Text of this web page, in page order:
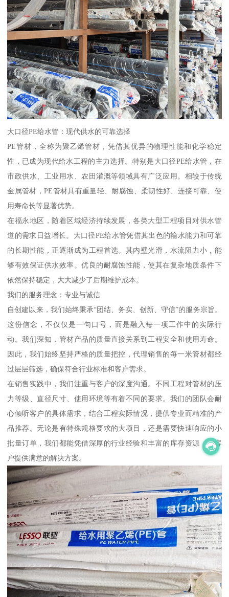
大口径PE给水管：现代供水的可靠选择
PE管材，全称为聚乙烯管材，凭借其优异的物理性能和化学稳定
性，已成为现代给水工程的主力选择。特别是大口径PE给水管，在
市政供水、工业用水、农田灌溉等领域具有广泛应用。相较于传统
金属管材，PE管材具有重量轻、耐腐蚀、柔韧性好、连接可靠、使
用寿命长等显著优势。
在福永地区，随着区域经济持续发展，各类大型工程项目对供水管
道的需求日益增长。大口径PE给水管凭借其出色的输水能力和可靠
的长期性能，正逐渐成为工程首选。其内壁光滑，水流阻力小，能
够有效保证供水效率。优良的耐腐蚀性能，使其在复杂地质条件下
依然保持稳定，大大减少了后期维护成本。
我们的服务理念：专业与诚信
自创建以来，我们始终秉承“团结、务实、创新、守信”的服务宗旨。
这份信念，不仅仅是一句口号，而是融入每一项工作中的实际行
动。我们深知，管材产品的质量直接关系到工程安全和使用寿命。
因此，我们始终坚持严格的质量把控，代理销售的每一米管材都经
过层层筛选，确保符合行业标准和客户需求。
在销售实践中，我们注重与客户的深度沟通。不同工程对管材的压
力等级、直径尺寸、使用环境等有着不同的要求。我们的团队会耐
心倾听客户的具体需求，结合工程实际情况，提供专业而精准的产
品推荐。无论是有特殊规格要求的大项目，还是需要快速响应的小
批量订单，我们都能凭借深厚的行业经验和丰富的库存资源，为客
户提供满意的解决方案。